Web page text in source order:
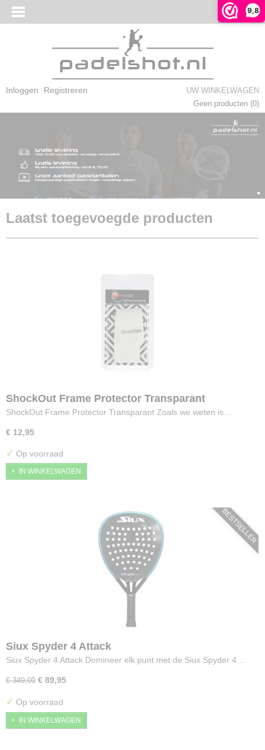
9,8
Inloggen Registreren
UW WINKELWAGEN
Geen producten (0)
Laatst toegevoegde producten
ShockOut Frame Protector Transparant
ShockOut Frame Protector Transparant Zoals we weten is…
€ 12,95
✓ Op voorraad
IN WINKELWAGEN
BESTSELLER
Siux Spyder 4 Attack
Siux Spyder 4 Attack Domineer elk punt met de Siux Spyder 4…
€ 349,00 € 89,95
✓ Op voorraad
IN WINKELWAGEN